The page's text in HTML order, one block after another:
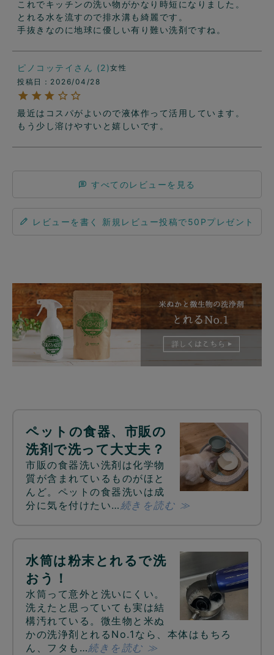
これでキッチンの洗い物がかなり時短になりました。
とれる水を流すので排水溝も綺麗です。
手抜きなのに地球に優しい有り難い洗剤ですね。
ピノコッテイ 2 女性
投稿日
2026/04/28
最近はコスパがよいので液体作って活用しています。
もう少し溶けやすいと嬉しいです。
すべてのレビューを見る
レビューを書く
ペットの食器、市販の
洗剤で洗って大丈夫？
市販の食器洗い洗剤は化学物
質が含まれているものがほと
んど。ペットの食器洗いは成
分に気を付けたい…続きを読む ≫
水筒は粉末とれるで洗
おう！
水筒って意外と洗いにくい。
洗えたと思っていても実は結
構汚れている。微生物と米ぬ
かの洗浄剤とれるNo.1なら、本体はもちろ
ん、フタも…続きを読む ≫